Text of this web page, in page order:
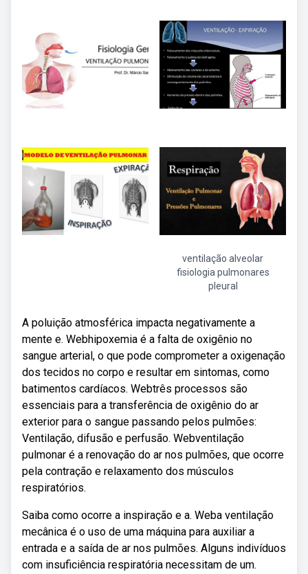
ventilação alveolar
fisiologia pulmonares
pleural
A poluição atmosférica impacta negativamente a
mente e. Webhipoxemia é a falta de oxigênio no
sangue arterial, o que pode comprometer a oxigenação
dos tecidos no corpo e resultar em sintomas, como
batimentos cardíacos. Webtrês processos são
essenciais para a transferência de oxigênio do ar
exterior para o sangue passando pelos pulmões:
Ventilação, difusão e perfusão. Webventilação
pulmonar é a renovação do ar nos pulmões, que ocorre
pela contração e relaxamento dos músculos
respiratórios.
Saiba como ocorre a inspiração e a. Weba ventilação
mecânica é o uso de uma máquina para auxiliar a
entrada e a saída de ar nos pulmões. Alguns indivíduos
com insuficiência respiratória necessitam de um.